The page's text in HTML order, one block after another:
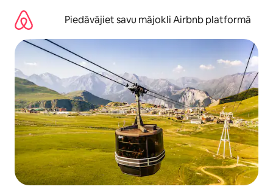
saturu
Piedāvājiet savu mājokli Airbnb platformā